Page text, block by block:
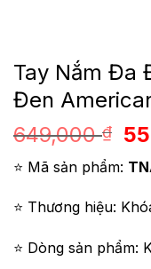
Tay Nắm Đa
Đen
649,000₫
là:
⭐ Mã sản phẩm:
⭐ Thương hiệu:
⭐ Dòng sản phẩm: